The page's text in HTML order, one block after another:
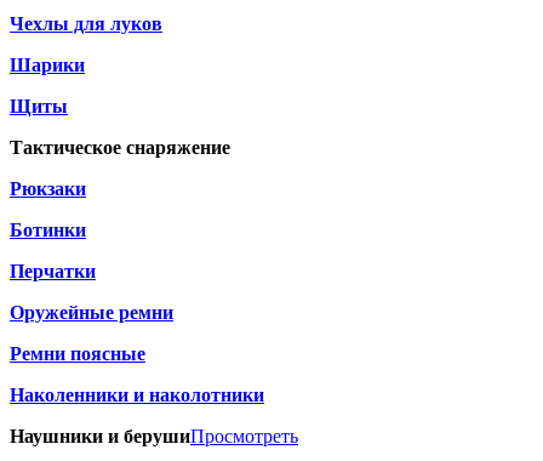
Чехлы для луков
Шарики
Щиты
Тактическое снаряжение
Рюкзаки
Ботинки
Перчатки
Оружейные ремни
Ремни поясные
Наколенники и наколотники
Наушники и берушиПросмотреть